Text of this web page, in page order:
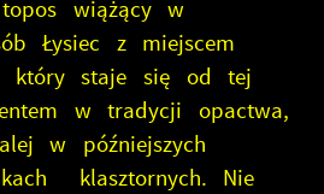
wiążący w
Łysiec z miejscem
który staje się od tej
w tradycji opactwa,
w późniejszych
klasztornych. Nie